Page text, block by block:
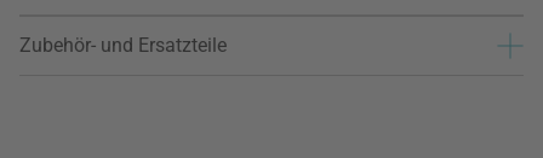
Zubehör- und Ersatzteile